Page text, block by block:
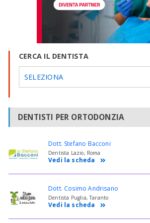
CERCA IL DENTISTA
SELEZIONA
DENTISTI PER ORTODONZIA
Dott. Stefano Bacconi
Dentista Lazio, Roma
Vedi la scheda
Dott. Cosimo Andrisano
Dentista Puglia, Taranto
Vedi la scheda